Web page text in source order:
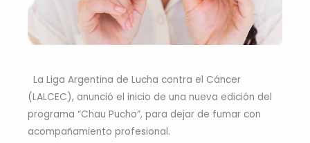
La Liga Argentina de Lucha contra el Cáncer
(LALCEC), anunció el inicio de una nueva edición del
programa “Chau Pucho”, para dejar de fumar con
acompañamiento profesional.